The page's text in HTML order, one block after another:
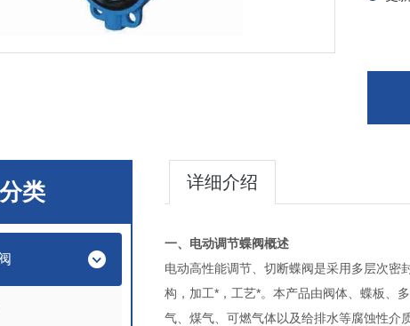
类 详细介绍
一、 电动调节蝶阀概述
电动高性能调节、切断蝶阀是采用多层次密
构，加工*，工艺*。本产品由阀体、蝶板、
气、煤气、可燃气体以及给排水等腐蚀性介